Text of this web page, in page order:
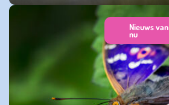
woensdag 08 oktober 2025
Nieuws van
nu